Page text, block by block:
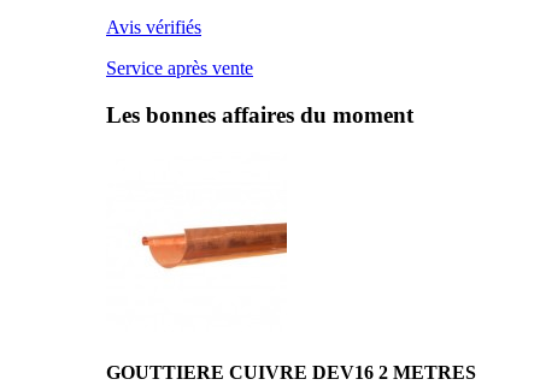
Avis vérifiés
Service après vente
Les bonnes affaires du moment
GOUTTIERE CUIVRE DEV16 2 METRES